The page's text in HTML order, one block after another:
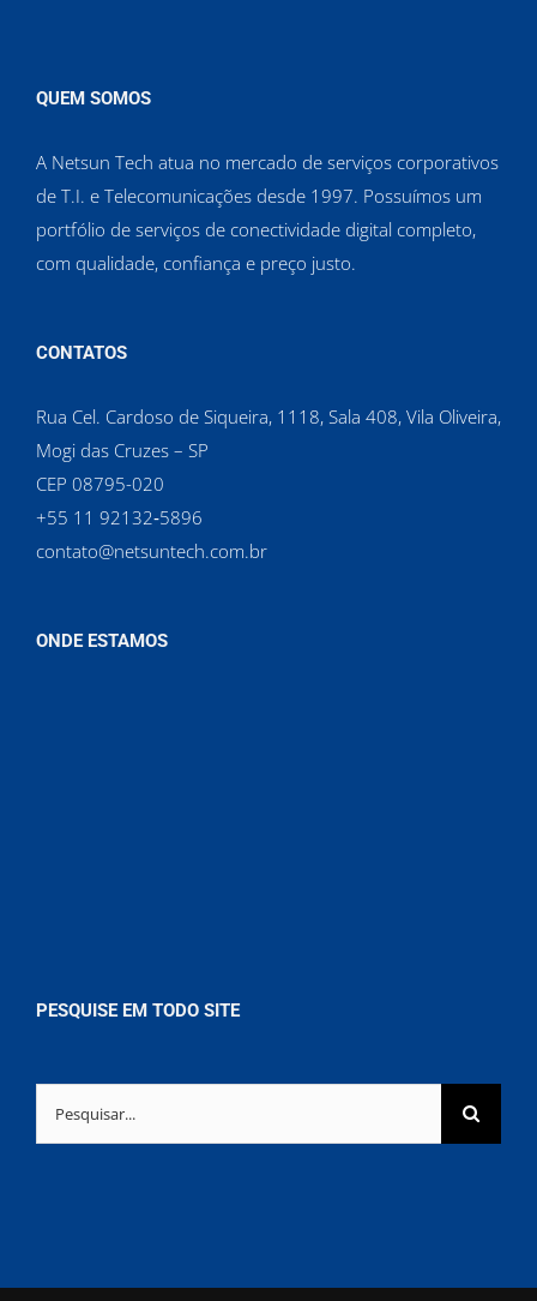
QUEM SOMOS
A Netsun Tech atua no mercado de serviços corporativos
de T.I. e Telecomunicações desde 1997. Possuímos um
portfólio de serviços de conectividade digital completo,
com qualidade, confiança e preço justo.
CONTATOS
Rua Cel. Cardoso de Siqueira, 1118, Sala 408, Vila Oliveira,
Mogi das Cruzes – SP
CEP 08795-020
‪+55 11 92132‑5896‬
contato@netsuntech.com.br
ONDE ESTAMOS
PESQUISE EM TODO SITE